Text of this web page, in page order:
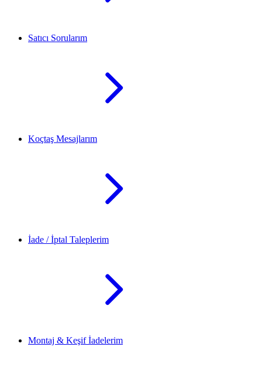
Satıcı Sorularım
Koçtaş Mesajlarım
İade / İptal Taleplerim
Montaj & Keşif İadelerim